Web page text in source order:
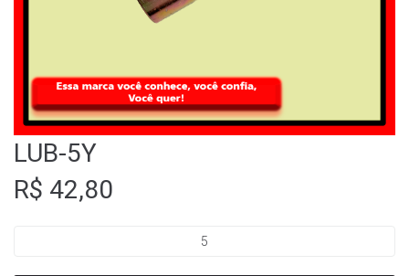
LUB-5Y
R$ 42,80